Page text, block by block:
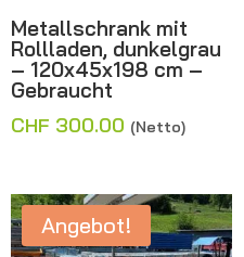
Metallschrank mit
Rollladen, dunkelgrau
– 120x45x198 cm –
Gebraucht
CHF 300.00 (Netto)
Angebot!